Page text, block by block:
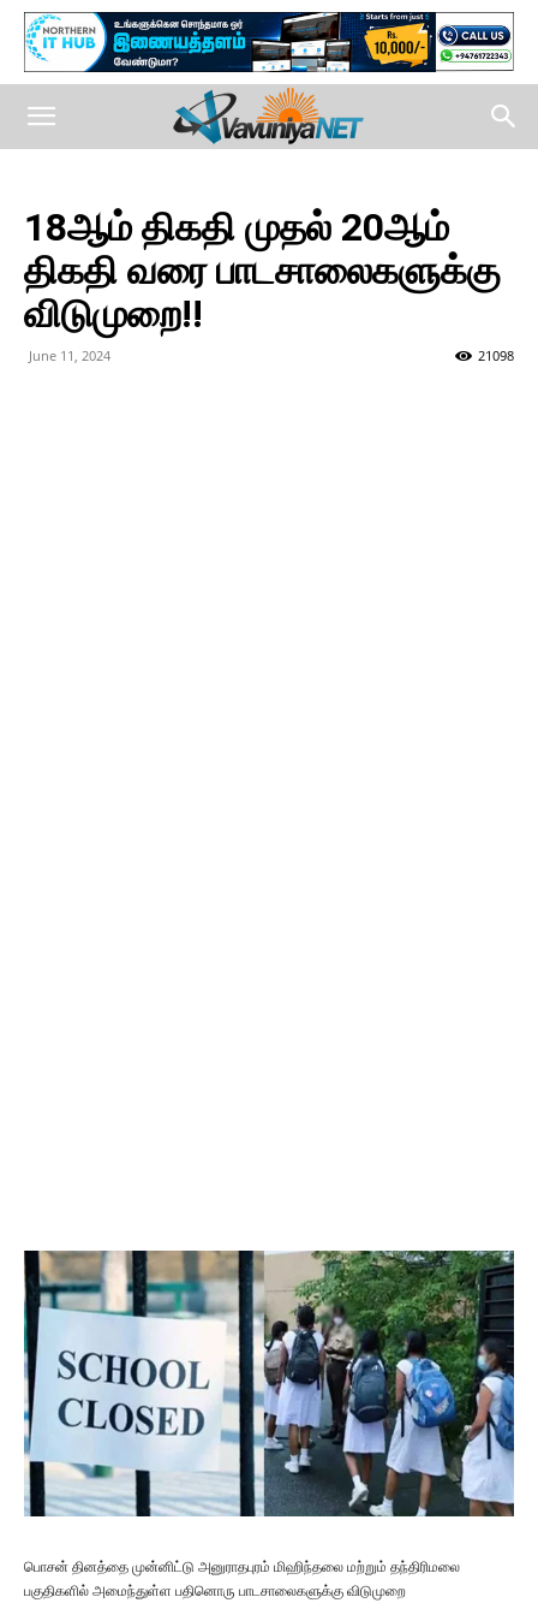
18ஆம் திகதி முதல் 20ஆம்
திகதி வரை பாடசாலைகளுக்கு
விடுமுறை!!
June 11, 2024 21098
பொசன் தினத்தை முன்னிட்டு அனுராதபுரம் மிஹிந்தலை மற்றும் தந்திரிமலை
பகுதிகளில் அமைந்துள்ள பதினொரு பாடசாலைகளுக்கு விடுமுறை